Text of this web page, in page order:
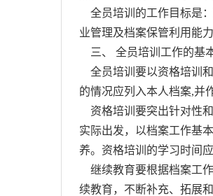
全员培训的工作目标是
业管理及档案保管利用能
三、 全员培训工作的基
全员培训要以资格培训
的情况应列入本人档案,并
资格培训要突出针对性
实际出发，以档案工作基
养。资格培训的学习时间应
继续教育要根据档案工
续教育，不断补充、拓展